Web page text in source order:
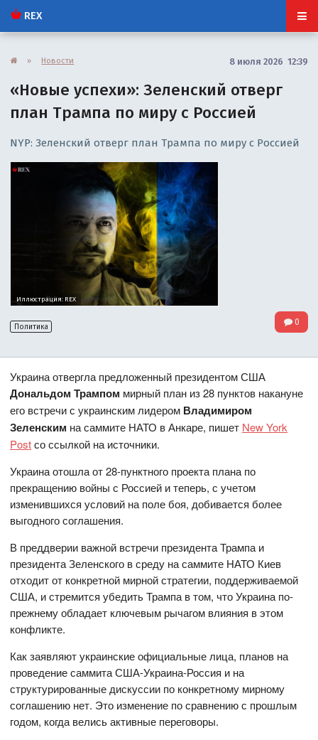
REX
» Новости 8 июля 2026 12:39
«Новые успехи»: Зеленский отверг
план Трампа по миру с Россией
NYP: Зеленский отверг план Трампа по миру с Россией
Иллюстрация: REX
Политика 0
Украина отвергла предложенный президентом США
Дональдом Трампом мирный план из 28 пунктов накануне
его встречи с украинским лидером Владимиром
Зеленским на саммите НАТО в Анкаре, пишет New York
Postсо ссылкой на источники.
Украина отошла от 28-пунктного проекта плана по
прекращению войны с Россией и теперь, с учетом
изменившихся условий на поле боя, добивается более
выгодного соглашения.
В преддверии важной встречи президента Трампа и
президента Зеленского в среду на саммите НАТО Киев
отходит от конкретной мирной стратегии, поддерживаемой
США, и стремится убедить Трампа в том, что Украина по-
прежнему обладает ключевым рычагом влияния в этом
конфликте.
Как заявляют украинские официальные лица, планов на
проведение саммита США-Украина-Россия и на
структурированные дискуссии по конкретному мирному
соглашению нет. Это изменение по сравнению с прошлым
годом, когда велись активные переговоры.